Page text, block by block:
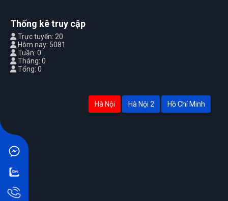
Thống kê truy cập
Trực tuyến: 20
Hôm nay: 5081
Tuần: 0
Tháng: 0
Tổng: 0
Hà Nội Hà Nội 2 Hồ Chí Minh